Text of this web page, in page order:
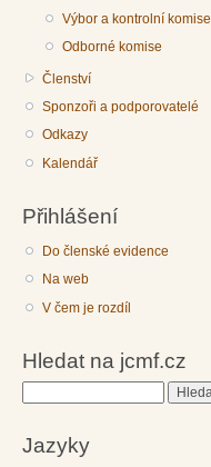
Výbor a kontrolní komise
Odborné komise
Členství
Sponzoři a podporovatelé
Odkazy
Kalendář
Přihlášení
Do členské evidence
Na web
V čem je rozdíl
Hledat na jcmf.cz
Jazyky